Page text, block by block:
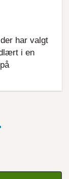
har valgt
i en